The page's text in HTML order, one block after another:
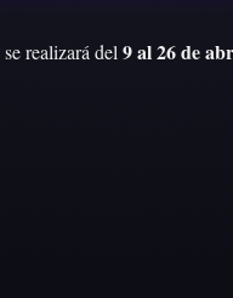
se realizará del9 al 26 de